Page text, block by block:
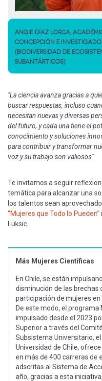
ANGIE DÍAZ LORCA,
CONCEPCIÓN E
(BIODIVERSIDAD DE
SUBANTÁRTICOS)
"La ciencia avanza gracias a
buscar respuestas, incluso
necesitan nuevas y diversas
del futuro, y cada una tiene el
conocimiento y soluciones
para contribuir y transformar
voz y su trabajo son valiosos"
Te invitamos a seguir
temática para alcanzar una
los talentos sean
“Mujeres que Todo lo Pueden”
Luksic.
Más Mujeres Científicas
En Chile, se están
disminución de las brechas
participación de mujeres en
De este modo, el programa
impulsado desde el 2023
Superior a través del
Subsistema Universitario, el
Universidad de Chile,
en más de 400 carreras de
adscritas al Sistema de
año, gracias a esta